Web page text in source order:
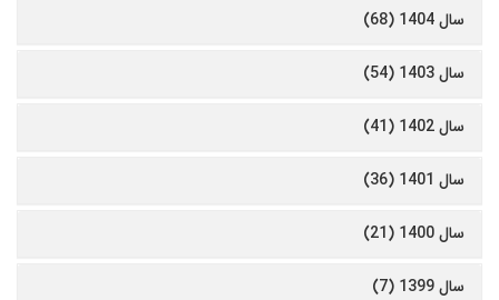
سال 1404 (68)
سال 1403 (54)
سال 1402 (41)
سال 1401 (36)
سال 1400 (21)
سال 1399 (7)